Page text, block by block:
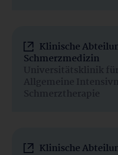
Klinische
Schmerzmedizin
Universitätsklinik
Allgemeine
Schmerztherapie
Klinische